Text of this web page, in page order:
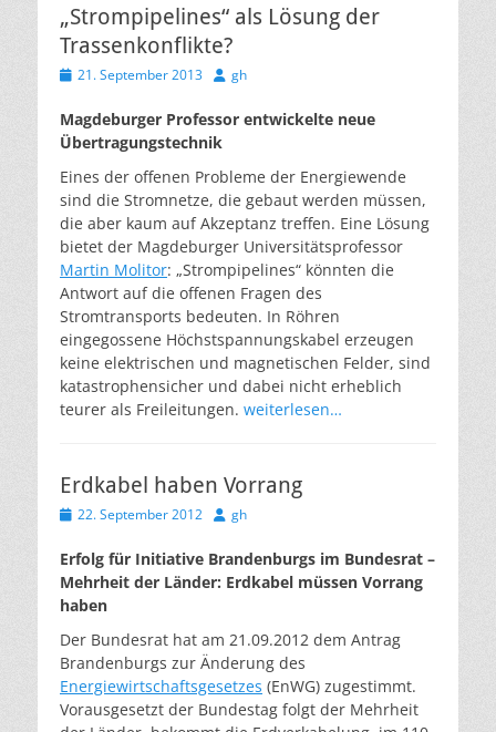
„Strompipelines“ als Lösung der
Trassenkonflikte?
Veröffentlicht
21. September 2013 Autor
gh
Magdeburger Professor entwickelte neue
Übertragungstechnik
Eines der offenen Probleme der Energiewende
sind die Stromnetze, die gebaut werden müssen,
die aber kaum auf Akzeptanz treffen. Eine Lösung
bietet der Magdeburger Universitätsprofessor
Martin Molitor: „Strompipelines“ könnten die
Antwort auf die offenen Fragen des
Stromtransports bedeuten. In Röhren
eingegossene Höchstspannungskabel erzeugen
keine elektrischen und magnetischen Felder, sind
katastrophensicher und dabei nicht erheblich
teurer als Freileitungen. weiterlesen…
Erdkabel haben Vorrang
Veröffentlicht
22. September 2012 Autor
gh
Erfolg für Initiative Brandenburgs im Bundesrat –
Mehrheit der Länder: Erdkabel müssen Vorrang
haben
Der Bundesrat hat am 21.09.2012 dem Antrag
Brandenburgs zur Änderung des
Energiewirtschaftsgesetzes (EnWG) zugestimmt.
Vorausgesetzt der Bundestag folgt der Mehrheit